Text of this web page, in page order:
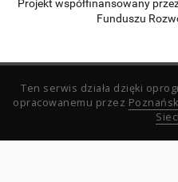
Projekt współfinansowany
Funduszu
Ten serwis działa dzięki
opracowanemu przez